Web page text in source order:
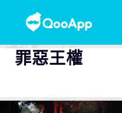
罪惡王權